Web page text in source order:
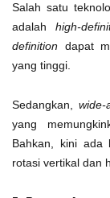
Salah satu
adalah high-
definition dapat
yang tinggi.
Sedangkan, wide-
yang
Bahkan, kini ada
rotasi vertikal dan